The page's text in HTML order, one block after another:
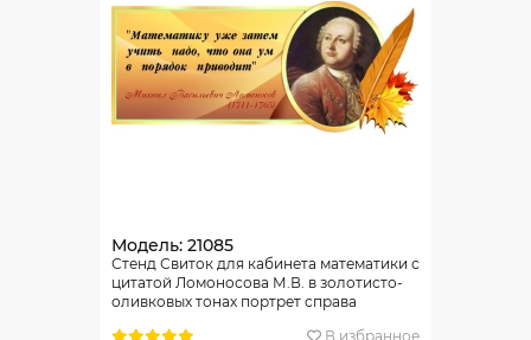
Модель: 21085
Стенд Свиток для кабинета математики с
цитатой Ломоносова М.В. в золотисто-
оливковых тонах портрет справа
В избранное